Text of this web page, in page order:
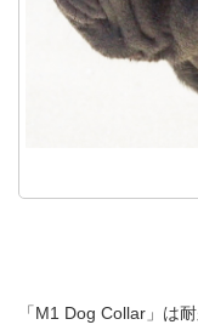
「M1 Dog Collar 」は